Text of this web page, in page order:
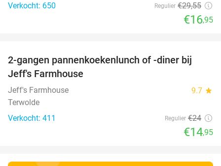
Verkocht: 650
Regulier €29,55
€16,95
38%
2-gangen pannenkoekenlunch of -diner bij
Jeff's Farmhouse
Jeff's Farmhouse 9.7 star
Terwolde
Verkocht: 411
Regulier €24
€14,95